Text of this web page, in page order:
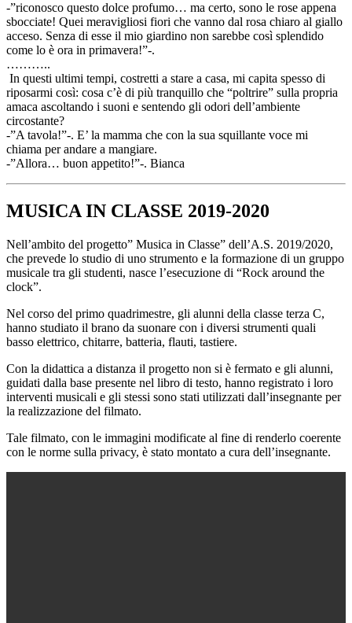
-”riconosco questo dolce profumo… ma certo, sono le rose appena
sbocciate! Quei meravigliosi fiori che vanno dal rosa chiaro al giallo
acceso. Senza di esse il mio giardino non sarebbe così splendido
come lo è ora in primavera!”-.
………..
In questi ultimi tempi, costretti a stare a casa, mi capita spesso di
riposarmi così: cosa c’è di più tranquillo che “poltrire” sulla propria
amaca ascoltando i suoni e sentendo gli odori dell’ambiente
circostante?
-”A tavola!”-. E’ la mamma che con la sua squillante voce mi
chiama per andare a mangiare.
-”Allora… buon appetito!”-. Bianca
MUSICA IN CLASSE 2019-2020
Nell’ambito del progetto” Musica in Classe” dell’A.S. 2019/2020,
che prevede lo studio di uno strumento e la formazione di un gruppo
musicale tra gli studenti, nasce l’esecuzione di “Rock around the
clock”.
Nel corso del primo quadrimestre, gli alunni della classe terza C,
hanno studiato il brano da suonare con i diversi strumenti quali
basso elettrico, chitarre, batteria, flauti, tastiere.
Con la didattica a distanza il progetto non si è fermato e gli alunni,
guidati dalla base presente nel libro di testo, hanno registrato i loro
interventi musicali e gli stessi sono stati utilizzati dall’insegnante per
la realizzazione del filmato.
Tale filmato, con le immagini modificate al fine di renderlo coerente
con le norme sulla privacy, è stato montato a cura dell’insegnante.